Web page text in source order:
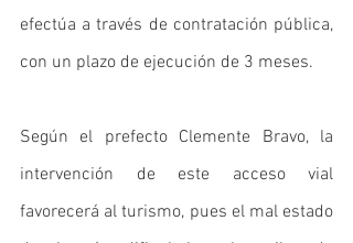
efectúa a través de contratación pública,
con un plazo de ejecución de 3 meses.
Según el prefecto Clemente Bravo, la
intervención de este acceso vial
favorecerá al turismo, pues el mal estado